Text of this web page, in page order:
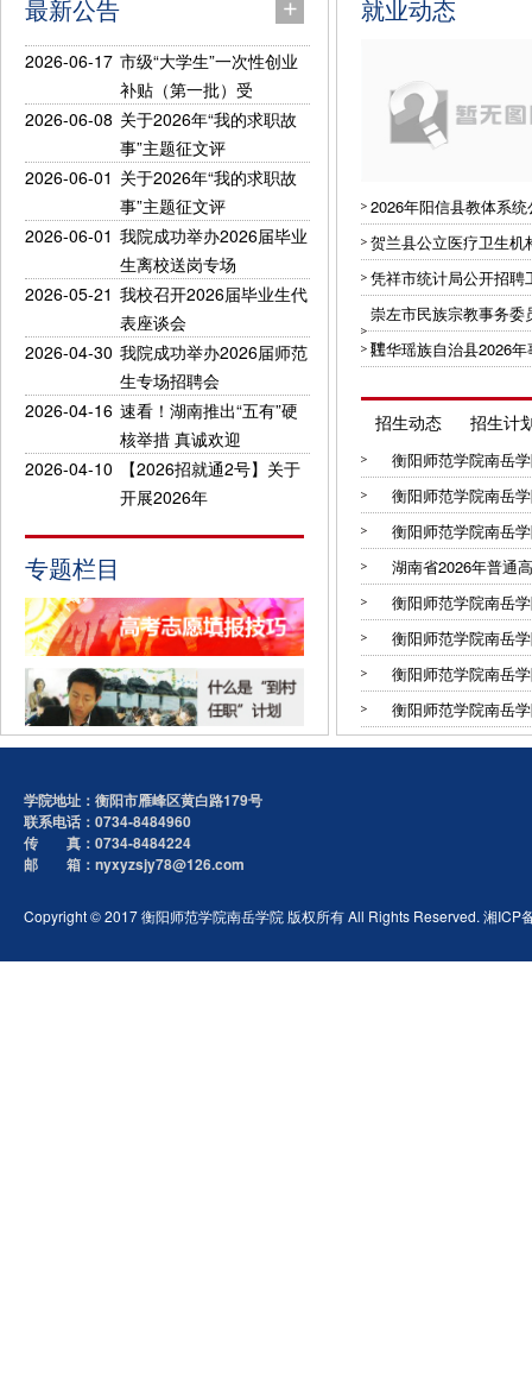
最新公告
2026-06-17 市级“大学生”一次性创业
补贴（第一批）受
2026-06-08 关于2026年“我的求职故
事”主题征文评
2026-06-01 关于2026年“我的求职故
事”主题征文评
2026-06-01 我院成功举办2026届毕业
生离校送岗专场
2026-05-21 我校召开2026届毕业生代
表座谈会
2026-04-30 我院成功举办2026届师范
生专场招聘会
2026-04-16 速看！湖南推出“五有”硬
核举措 真诚欢迎
2026-04-10
【2026招就通2号】关于
开展2026年
专题栏目
就业动态
2026年阳信县教体系
贺兰县公立医疗卫生机
凭祥市统计局公开招聘
崇左市民族宗教事务委
聘
江华瑶族自治县2026
招生动态 招生计
衡阳师范学院南岳
衡阳师范学院南岳
衡阳师范学院南岳
湖南省2026年普通
衡阳师范学院南岳
衡阳师范学院南岳
衡阳师范学院南岳
衡阳师范学院南岳
学院地址：衡阳市雁峰区黄白路179号
联系电话：0734-8484960
传 真：0734-8484224
邮 箱：nyxyzsjy78@126.com
Copyright © 2017 衡阳师范学院南岳学院 版权所有 All Rights Reserved. 湘ICP